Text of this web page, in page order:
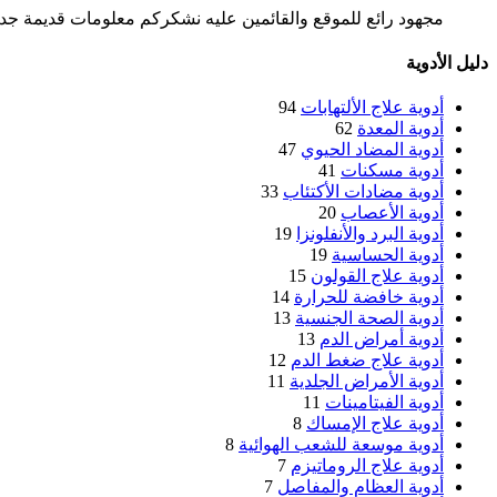
مجهود رائع للموقع والقائمين عليه نشكركم معلومات قديمة
دليل الأدوية
أدوية علاج الألتهابات 94
أدوية المعدة 62
أدوية المضاد الحيوي 47
أدوية مسكنات 41
أدوية مضادات الأكتئاب 33
أدوية الأعصاب 20
أدوية البرد والأنفلونزا
19
أدوية الحساسية 19
أدوية علاج القولون 15
أدوية خافضة للحرارة 14
أدوية الصحة الجنسية 13
أدوية أمراض الدم 13
أدوية علاج ضغط الدم 12
أدوية الأمراض الجلدية 11
أدوية الفيتامينات 11
أدوية علاج الإمساك 8
أدوية موسعة للشعب الهوائية 8
أدوية علاج الروماتيزم 7
أدوية العظام والمفاصل 7